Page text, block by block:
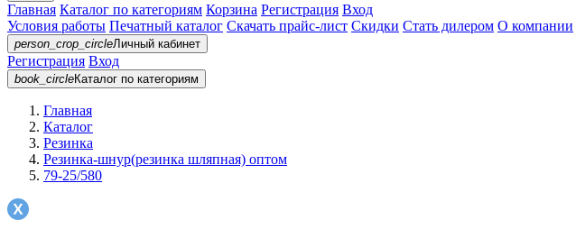
Главная Каталог по категориям Корзина Регистрация Вход
Условия работы Печатный каталог Скачать прайс-лист Скидки Стать дилером О компании
person_crop_circleЛичный кабинет
Регистрация Вход
book_circleКаталог по категориям
Главная
Каталог
Резинка
Резинка-шнур(резинка шляпная) оптом
79-25/580